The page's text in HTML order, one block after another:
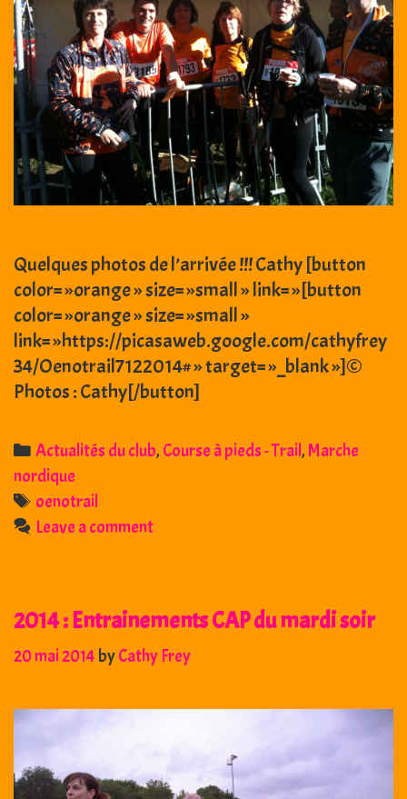
Quelques photos de l’arrivée !!! Cathy [button
color= »orange » size= »small » link= »[button
color= »orange » size= »small »
link= »https://picasaweb.google.com/cathyfrey
34/Oenotrail7122014# » target= »_blank »]©
Photos : Cathy[/button]
Categories
Actualités du club, Course à pieds - Trail, Marche
nordique
Tags
oenotrail
Leave a comment
2014 : Entrainements CAP du mardi soir
20 mai 2014 byCathy Frey